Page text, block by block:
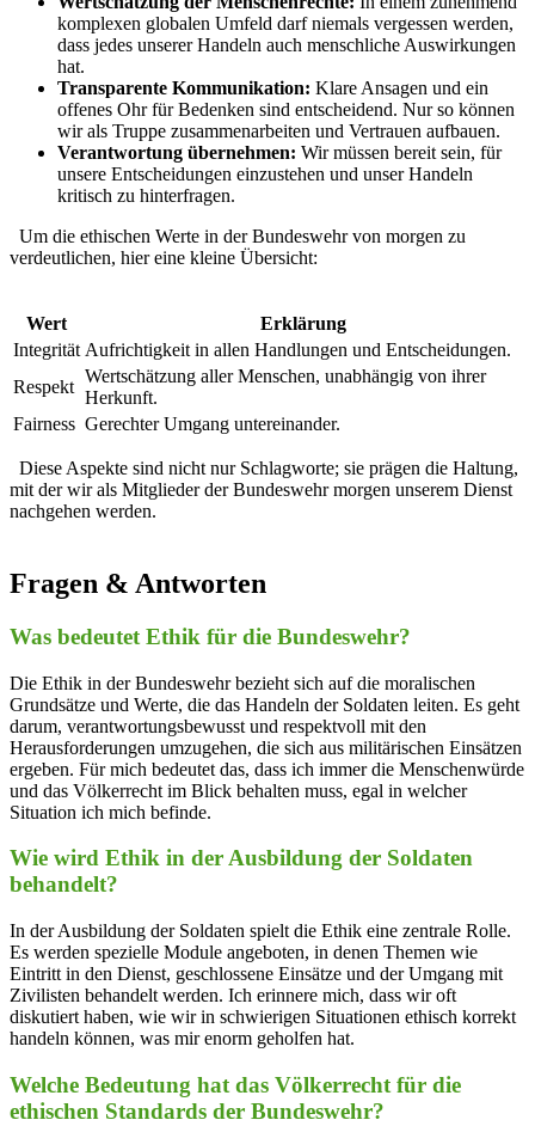
komplexen‌ globalen Umfeld​ darf niemals vergessen ⁢werden,⁢
dass⁢ jedes ‍unserer‌ Handeln auch menschliche Auswirkungen
hat.
Transparente Kommunikation: ⁣Klare Ansagen und ein⁤
offenes Ohr für Bedenken sind entscheidend. Nur so können
wir ‍als Truppe ‍zusammenarbeiten und Vertrauen aufbauen.
Verantwortung übernehmen: Wir müssen bereit ‌sein, für
unsere Entscheidungen einzustehen und⁤ unser Handeln
kritisch zu hinterfragen.
⁤ ‌ Um die ethischen Werte in der Bundeswehr⁢ von ⁢morgen zu
verdeutlichen, hier eine kleine Übersicht:
Wert
Erklärung
Integrität Aufrichtigkeit in allen ⁤Handlungen und Entscheidungen.
Respekt
Wertschätzung aller Menschen,‍ unabhängig von ihrer
Herkunft.
Fairness Gerechter Umgang untereinander.
⁤ ⁣ Diese ​Aspekte sind nicht ⁢nur Schlagworte; sie prägen die Haltung,
mit der wir als Mitglieder der Bundeswehr morgen unserem ⁢Dienst
nachgehen werden.
Fragen‍ & Antworten
Was bedeutet ⁢Ethik​ für die Bundeswehr?
Die⁣ Ethik in​ der ‍Bundeswehr ‍bezieht sich ⁣auf die⁤ moralischen
⁢Grundsätze und Werte, ‍die das Handeln ⁢der Soldaten leiten. ‍Es geht
darum, verantwortungsbewusst⁢ und respektvoll mit den
Herausforderungen umzugehen, die sich ⁤aus militärischen Einsätzen
ergeben. Für mich bedeutet das,‌ dass ich immer die⁤ Menschenwürde⁣
und das Völkerrecht im Blick behalten muss,‌ egal in ‌welcher
Situation ich ‍mich befinde.
Wie wird Ethik in der Ausbildung der⁢ Soldaten​
behandelt?
In der ⁣Ausbildung der ​Soldaten spielt ⁢die ⁣Ethik eine zentrale Rolle.
Es werden‌ spezielle Module angeboten, in⁣ denen Themen wie
Eintritt in⁣ den Dienst, ​geschlossene Einsätze ‍und der ⁤Umgang mit
Zivilisten behandelt​ werden. ⁤Ich erinnere ​mich,‌ dass wir oft‌
diskutiert haben, wie ‍wir in ‍schwierigen Situationen ethisch korrekt‌
handeln können, was mir enorm geholfen hat.
Welche⁤ Bedeutung ‍hat das Völkerrecht für ‌die
ethischen Standards der ⁤Bundeswehr?